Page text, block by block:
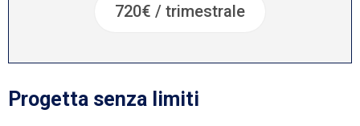
720€ / trimestrale
Progetta senza limiti